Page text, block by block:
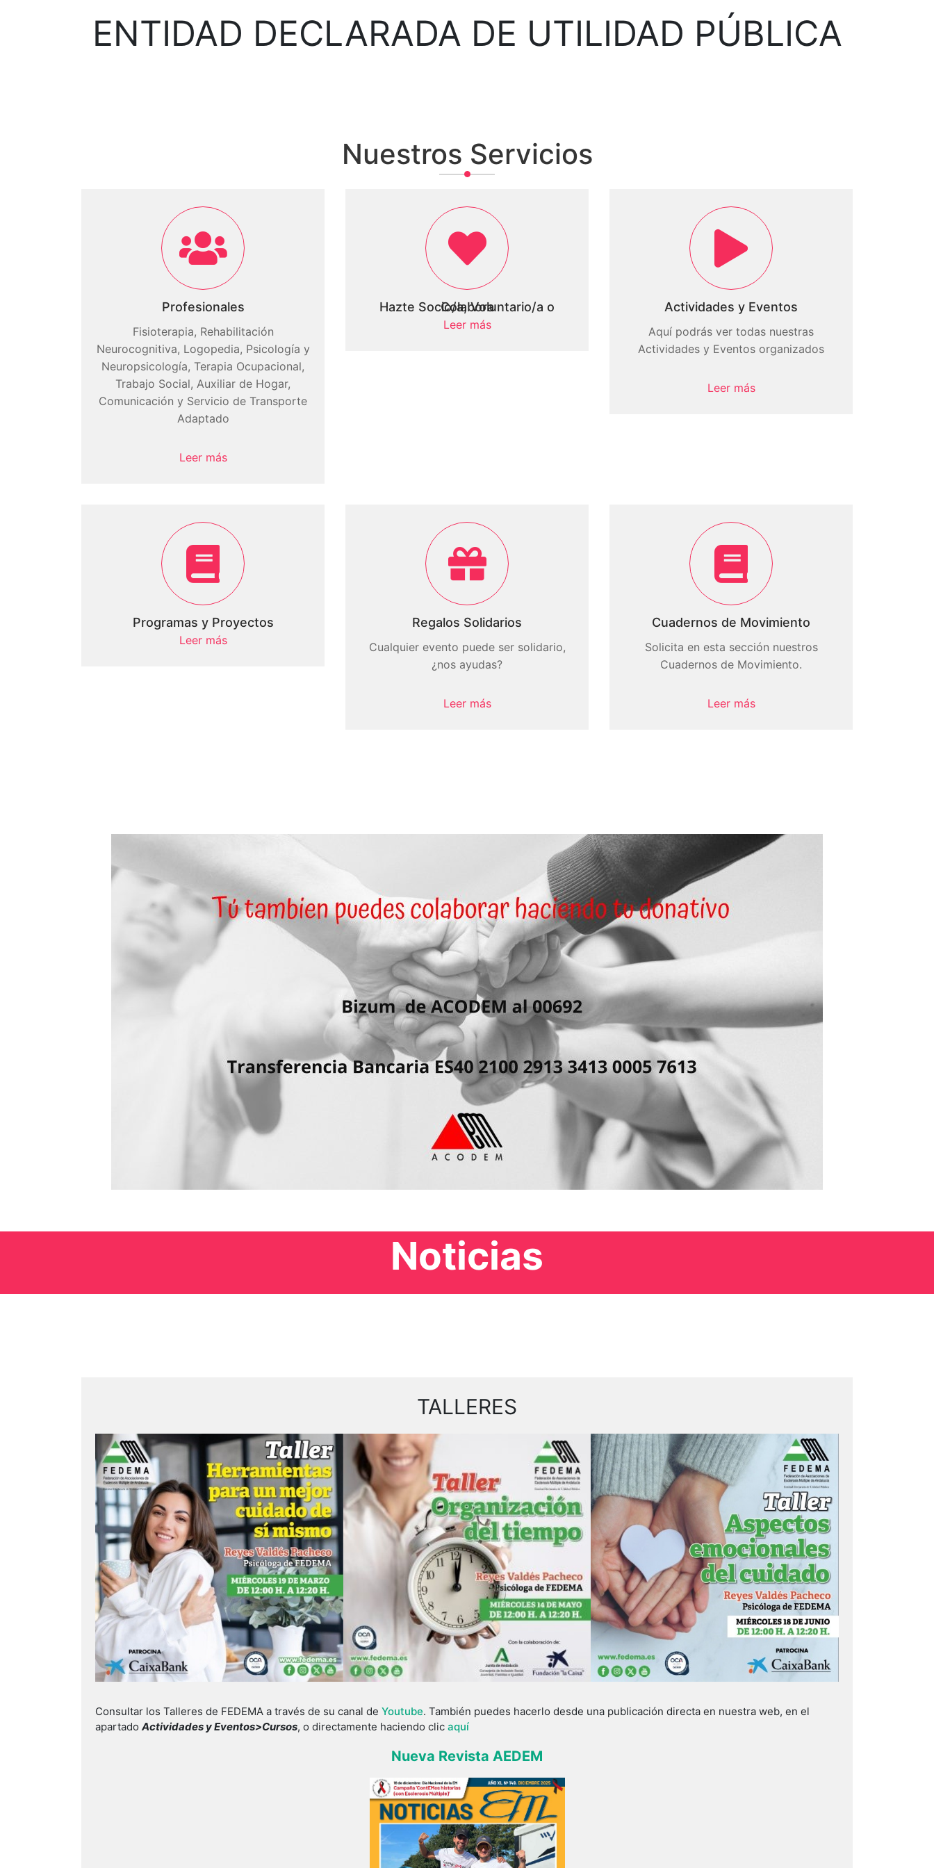
ENTIDAD DECLARADA DE UTILIDAD PÚBLICA
Nuestros Servicios
Profesionales
Fisioterapia, Rehabilitación
Neurocognitiva, Logopedia, Psicología y
Neuropsicología, Terapia Ocupacional,
Trabajo Social, Auxiliar de Hogar,
Comunicación y Servicio de Transporte
Adaptado
Leer más
Hazte Socio/a, Voluntario/a o Colabora
Leer más
Actividades y Eventos
Aquí podrás ver todas nuestras
Actividades y Eventos organizados
Leer más
Programas y Proyectos
Leer más
Regalos Solidarios
Cualquier evento puede ser solidario,
¿nos ayudas?
Leer más
Cuadernos de Movimiento
Solicita en esta sección nuestros
Cuadernos de Movimiento.
Leer más
Noticias
TALLERES
Consultar los Talleres de FEDEMA a través de su canal de Youtube. También puedes hacerlo desde una publicación directa en nuestra web, en el
apartado Actividades y Eventos>Cursos, o directamente haciendo clic aquí
Nueva Revista AEDEM